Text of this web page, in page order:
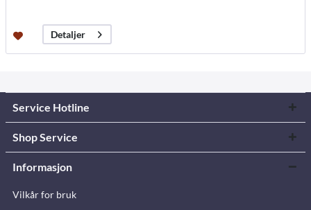
Detaljer
Service Hotline
Shop Service
Informasjon
Vilkår for bruk